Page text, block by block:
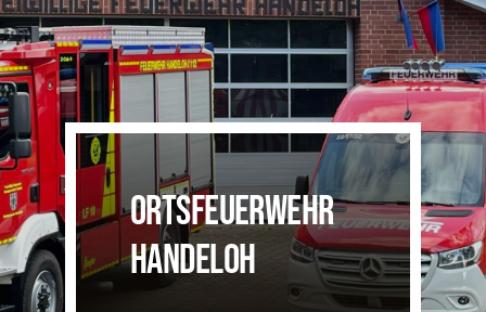
Einsatzticker
ORTSFEUERWEHR
HANDELOH